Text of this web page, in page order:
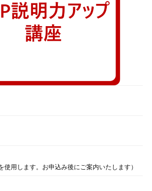
使用します。お申込み後にご案内いたします）